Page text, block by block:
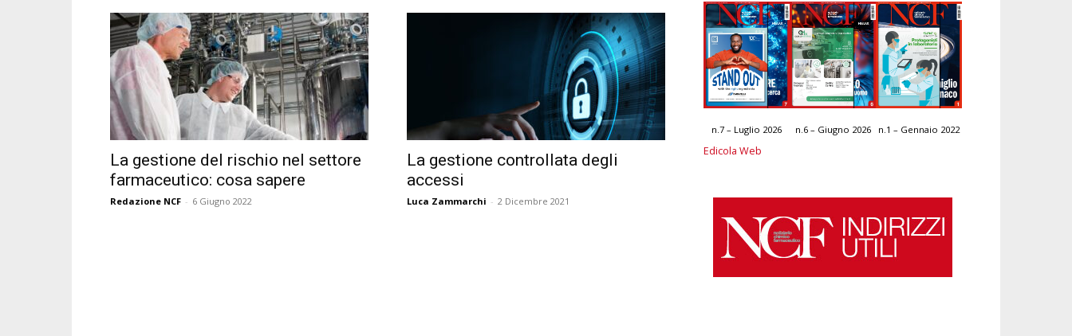
La gestione del rischio nel settore
farmaceutico: cosa sapere
Redazione NCF - 6 Giugno 2022
La gestione controllata degli
accessi
Luca Zammarchi - 2 Dicembre 2021
n.7 – Luglio 2026 n.6 – Giugno 2026 n.1 – Gennaio 2022
Edicola Web